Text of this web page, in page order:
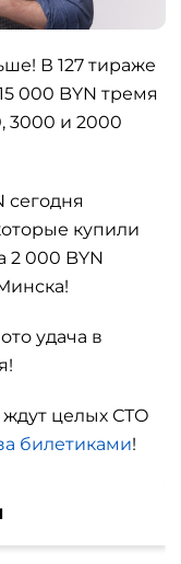
В 127 тираже
000 BYN тремя
3000 и 2000
сегодня
купили
2 000 BYN
удача в
ждут целых СТО
билетиками!